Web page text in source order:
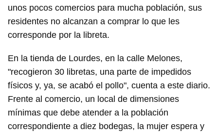
unos pocos comercios para mucha población, sus
residentes no alcanzan a comprar lo que les
corresponde por la libreta.
En la tienda de Lourdes, en la calle Melones,
"recogieron 30 libretas, una parte de impedidos
físicos y, ya, se acabó el pollo", cuenta a este diario.
Frente al comercio, un local de dimensiones
mínimas que debe atender a la población
correspondiente a diez bodegas, la mujer espera y